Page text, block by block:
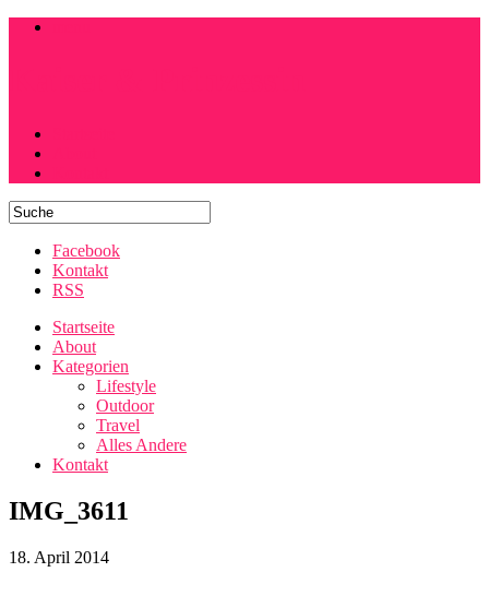
Facebook
Kontakt
RSS
Startseite
About
Kategorien
Lifestyle
Outdoor
Travel
Alles Andere
Kontakt
IMG_3611
18. April 2014